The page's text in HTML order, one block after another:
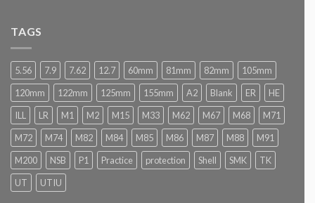
2026
u
postupku
„JAVNOG
NADMETANJA
–
LICITACIJA“
Za
prodaju
službenog
motornog
TAGS
5.56 7.9 7.62 12.7 60mm 81mm 82mm
105mm
120mm
122mm 125mm 155mm A2 Blank ER
HE
ILL
LR M1 M2 M15 M33 M62 M67 M68
M71
M72
M74 M82 M84 M85 M86 M87 M88
M91
M200
NSB P1 Practice protection Shell SMK
TK
UT
UTIU